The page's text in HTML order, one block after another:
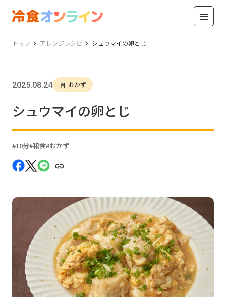
トップ アレンジレシピ シュウマイの卵とじ
2025.08.24 おかず
シュウマイの卵とじ
10分 和食 おかず